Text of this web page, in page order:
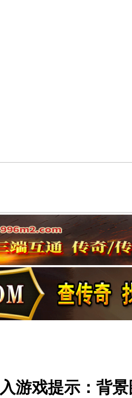
游戏提示：背